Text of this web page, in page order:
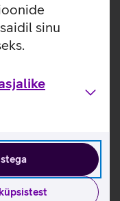
sinu
5G omaduste ja
juhised